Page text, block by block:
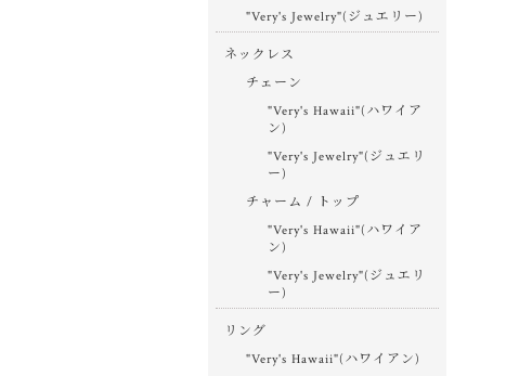
"Very's Jewelry"(ジュエリー)
ネックレス
チェーン
"Very's Hawaii"(ハワイア
ン)
"Very's Jewelry"(ジュエリ
ー)
チャーム / トップ
"Very's Hawaii"(ハワイア
ン)
"Very's Jewelry"(ジュエリ
ー)
リング
"Very's Hawaii"(ハワイアン)